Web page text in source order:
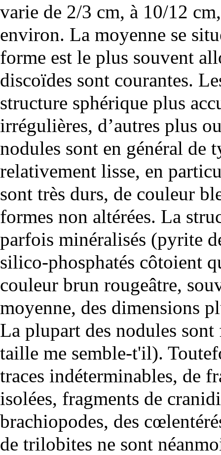
varie de 2/3 cm, à 10/12
environ. La moyenne se
forme est le plus souvent
discoïdes sont courantes.
structure sphérique plus
irrégulières, d’autres plus
nodules sont en général de
relativement lisse, en
sont très durs, de couleur
formes non altérées. La
parfois minéralisés (pyrite
silico-phosphatés côtoient
couleur brun rougeâtre,
moyenne, des dimensions
La plupart des nodules
taille me semble-t'il).
traces indéterminables, de
isolées, fragments de
brachiopodes, des
de trilobites ne sont